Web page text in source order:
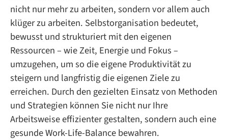
nicht nur mehr zu arbeiten, sondern vor allem auch
klüger zu arbeiten. Selbstorganisation bedeutet,
bewusst und strukturiert mit den eigenen
Ressourcen – wie Zeit, Energie und Fokus –
umzugehen, um so die eigene Produktivität zu
steigern und langfristig die eigenen Ziele zu
erreichen. Durch den gezielten Einsatz von Methoden
und Strategien können Sie nicht nur Ihre
Arbeitsweise effizienter gestalten, sondern auch eine
gesunde Work-Life-Balance bewahren.